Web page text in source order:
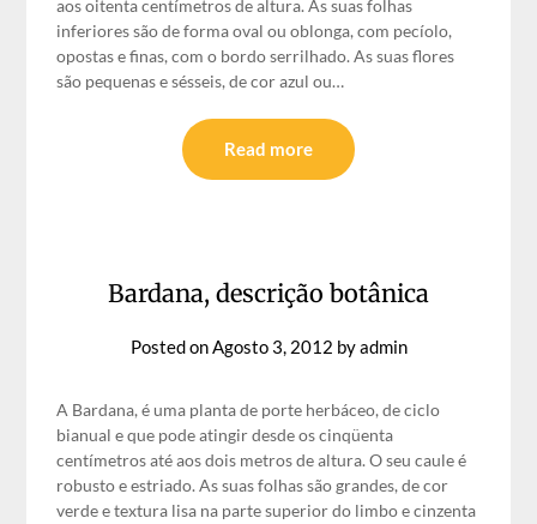
aos oitenta centímetros de altura. As suas folhas
inferiores são de forma oval ou oblonga, com pecíolo,
opostas e finas, com o bordo serrilhado. As suas flores
são pequenas e sésseis, de cor azul ou…
Read more
Bardana, descrição botânica
Posted onAgosto 3, 2012 byadmin
A Bardana, é uma planta de porte herbáceo, de ciclo
bianual e que pode atingir desde os cinqüenta
centímetros até aos dois metros de altura. O seu caule é
robusto e estriado. As suas folhas são grandes, de cor
verde e textura lisa na parte superior do limbo e cinzenta